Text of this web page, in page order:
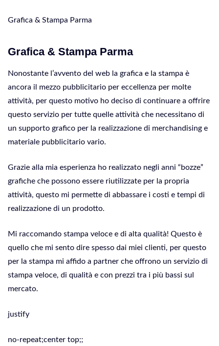
Grafica & Stampa Parma
Grafica & Stampa Parma
Nonostante l’avvento del web la grafica e la stampa è
ancora il mezzo pubblicitario per eccellenza per molte
attività, per questo motivo ho deciso di continuare a offrire
questo servizio per tutte quelle attività che necessitano di
un supporto grafico per la realizzazione di merchandising e
materiale pubblicitario vario.
Grazie alla mia esperienza ho realizzato negli anni “bozze”
grafiche che possono essere riutilizzate per la propria
attività, questo mi permette di abbassare i costi e tempi di
realizzazione di un prodotto.
Mi raccomando stampa veloce e di alta qualità! Questo è
quello che mi sento dire spesso dai miei clienti, per questo
per la stampa mi affido a partner che offrono un servizio di
stampa veloce, di qualità e con prezzi tra i più bassi sul
mercato.
justify
no-repeat;center top;;